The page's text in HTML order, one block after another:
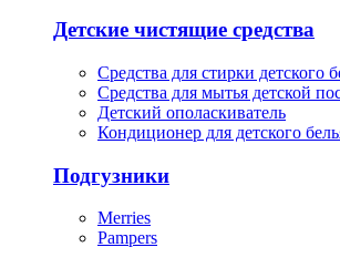
Детские чистящие средства
Средства для стирки детского
Средства для мытья детской
Детский ополаскиватель
Кондиционер для детского
Подгузники
Merries
Pampers